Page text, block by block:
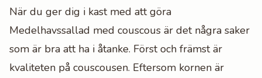
När du ger dig i kast med att göra
Medelhavssallad med couscous är det några saker
som är bra att ha i åtanke. Först och främst är
kvaliteten på couscousen. Eftersom kornen är